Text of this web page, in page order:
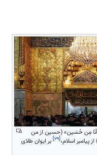
مِن حُسَین» (حسین از من
اسلام،[۲۹]
بر ایوان طلای